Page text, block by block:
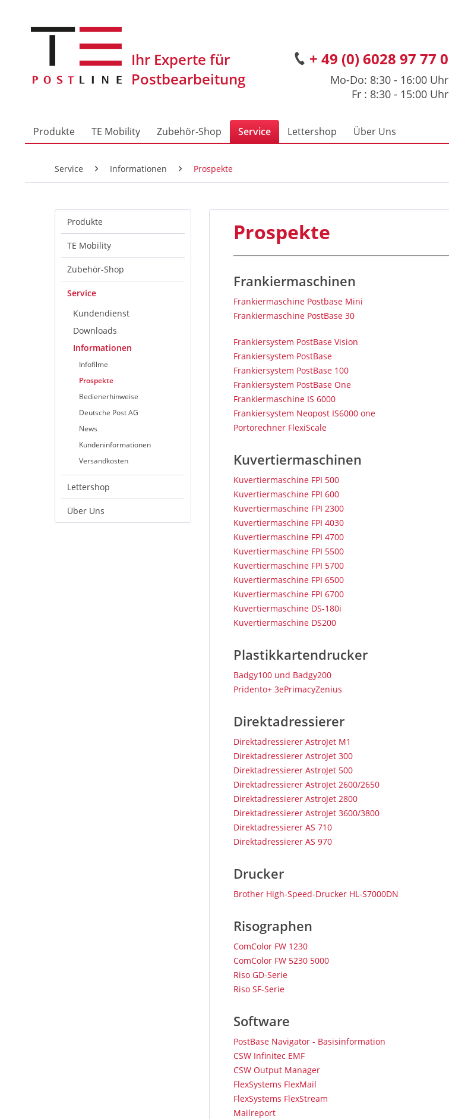
+ 49 (0) 6028 97 77 0
Mo-Do: 8:30 - 16:00 Uhr
Fr : 8:30 - 15:00 Uhr
Produkte TE Mobility Zubehör-Shop Service Lettershop Über Uns
Service Informationen Prospekte
Produkte
TE Mobility
Zubehör-Shop
Service
Kundendienst
Downloads
Informationen
Infofilme
Prospekte
Bedienerhinweise
Deutsche Post AG
News
Kundeninformationen
Versandkosten
Lettershop
Über Uns
Prospekte
Frankiermaschinen
Frankiermaschine Postbase Mini
Frankiermaschine PostBase 30
Frankiersystem PostBase Vision
Frankiersystem PostBase
Frankiersystem PostBase 100
Frankiersystem PostBase One
Frankiermaschine IS 6000
Frankiersystem Neopost IS6000 one
Portorechner FlexiScale
Kuvertiermaschinen
Kuvertiermaschine FPI 500
Kuvertiermaschine FPI 600
Kuvertiermaschine FPI 2300
Kuvertiermaschine FPI 4030
Kuvertiermaschine FPI 4700
Kuvertiermaschine FPI 5500
Kuvertiermaschine FPI 5700
Kuvertiermaschine FPI 6500
Kuvertiermaschine FPI 6700
Kuvertiermaschine DS-180i
Kuvertiermaschine DS200
Plastikkartendrucker
Badgy100 und Badgy200
Pridento+ 3ePrimacyZenius
Direktadressierer
Direktadressierer AstroJet M1
Direktadressierer AstroJet 300
Direktadressierer AstroJet 500
Direktadressierer AstroJet 2600/2650
Direktadressierer AstroJet 2800
Direktadressierer AstroJet 3600/3800
Direktadressierer AS 710
Direktadressierer AS 970
Drucker
Brother High-Speed-Drucker HL-S7000DN
Risographen
ComColor FW 1230
ComColor FW 5230 5000
Riso GD-Serie
Riso SF-Serie
Software
PostBase Navigator - Basisinformation
CSW Infinitec EMF
CSW Output Manager
FlexSystems FlexMail
FlexSystems FlexStream
Mailreport